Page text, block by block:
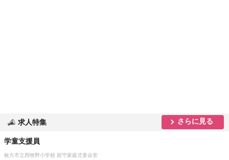
求人特集 さらに見る
学童支援員
枚方市立西牧野小学校 留守家庭児童会室